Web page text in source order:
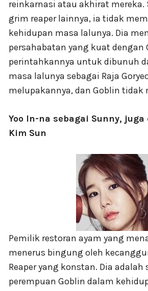
reinkarnasi atau akhirat mereka.
grim reaper lainnya, ia tidak
kehidupan masa lalunya. Dia
persahabatan yang kuat dengan
perintahkannya untuk dibunuh
masa lalunya sebagai Raja
melupakannya, dan Goblin tidak
Yoo In-na sebagai Sunny,
Kim Sun
Pemilik restoran ayam yang
menerus bingung oleh
Reaper yang konstan. Dia adalah
perempuan Goblin dalam